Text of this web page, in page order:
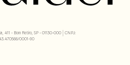
411 - Bom Retiro, SP - 01130-000 | CNPJ:
0001-90